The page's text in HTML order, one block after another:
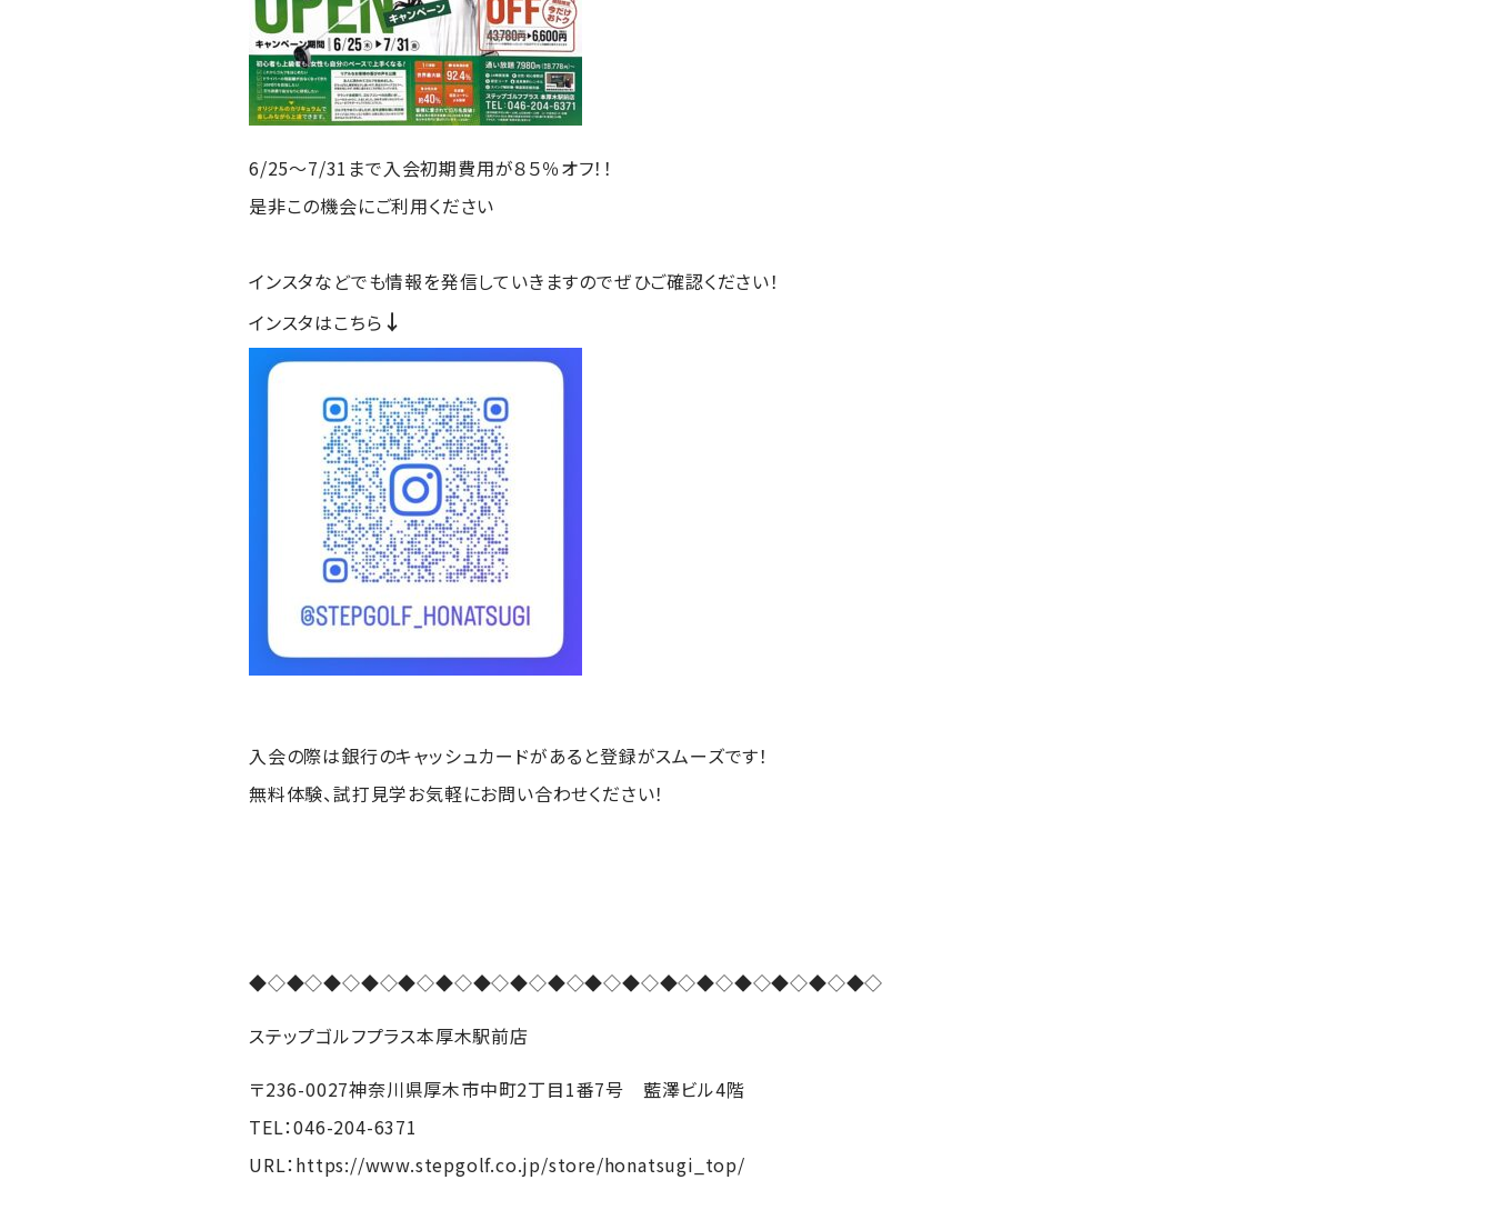
6/25～7/31まで入会初期費用が８５％オフ！！
是非この機会にご利用ください
インスタなどでも情報を発信していきますのでぜひご確認ください！
インスタはこちら ↓
入会の際は銀行のキャッシュカードがあると登録がスムーズです！
無料体験、試打見学お気軽にお問い合わせください！
◆◇◆◇◆◇◆◇◆◇◆◇◆◇◆◇◆◇◆◇◆◇◆◇◆◇◆◇◆◇◆◇◆◇
ステップゴルフプラス本厚木駅前店
〒236-0027神奈川県厚木市中町2丁目1番7号 藍澤ビル4階
TEL：046-204-6371
URL：https://www.stepgolf.co.jp/store/honatsugi_top/